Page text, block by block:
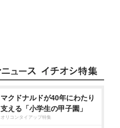
マクドナルドが40年にわたり
支える「小学生の甲子園」
オリコンタイアップ特集